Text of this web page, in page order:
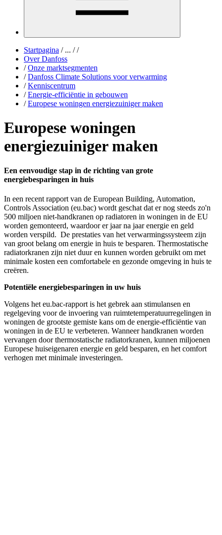
Startpagina /... / /
Over Danfoss
/ Onze marktsegmenten
/ Danfoss Climate Solutions voor verwarming
/ Kenniscentrum
/ Energie-efficiëntie in gebouwen
/ Europese woningen energiezuiniger maken
Europese woningen
energiezuiniger maken
Een eenvoudige stap in de richting van grote
energiebesparingen in huis
In een recent rapport van de European Building, Automation,
Controls Association (eu.bac) wordt geschat dat er nog steeds zo'n
500 miljoen niet-handkranen op radiatoren in woningen in de EU
worden gemonteerd, waardoor er jaar na jaar energie en geld
worden verspild. De prestaties van het verwarmingssysteem zijn
van groot belang om energie in huis te besparen. Thermostatische
radiatorkranen zijn niet duur en kunnen worden gebruikt om met
minimale kosten een comfortabele en gezonde omgeving in huis te
creëren.
Potentiële energiebesparingen in uw huis
Volgens het eu.bac-rapport is het gebrek aan stimulansen en
regelgeving voor de invoering van ruimtetemperatuurregelingen in
woningen de grootste gemiste kans om de energie-efficiëntie van
woningen in de EU te verbeteren. Wanneer handkranen worden
vervangen door thermostatische radiatorkranen, kunnen miljoenen
Europese huiseigenaren energie en geld besparen, en het comfort
verhogen met minimale investeringen.